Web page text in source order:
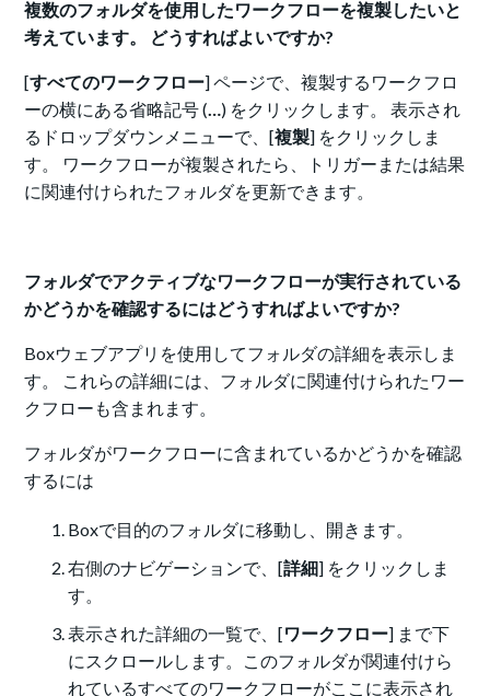
複数のフォルダを使用したワークフローを複製したいと
考えています。 どうすればよいですか?
[すべてのワークフロー] ページで、複製するワークフロ
ーの横にある省略記号 (…) をクリックします。 表示され
るドロップダウンメニューで、[複製] をクリックしま
す。 ワークフローが複製されたら、トリガーまたは結果
に関連付けられたフォルダを更新できます。
フォルダでアクティブなワークフローが実行されている
かどうかを確認するにはどうすればよいですか?
Boxウェブアプリを使用してフォルダの詳細を表示しま
す。 これらの詳細には、フォルダに関連付けられたワー
クフローも含まれます。
フォルダがワークフローに含まれているかどうかを確認
するには
Boxで目的のフォルダに移動し、開きます。
右側のナビゲーションで、[詳細] をクリックしま
す。
表示された詳細の一覧で、[ワークフロー] まで下
にスクロールします。このフォルダが関連付けら
れているすべてのワークフローがここに表示され